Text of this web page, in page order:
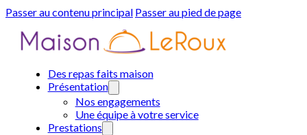
Passer au contenu principal Passer au pied de page
Des repas faits maison
Présentation
Nos engagements
Une équipe à votre service
Prestations